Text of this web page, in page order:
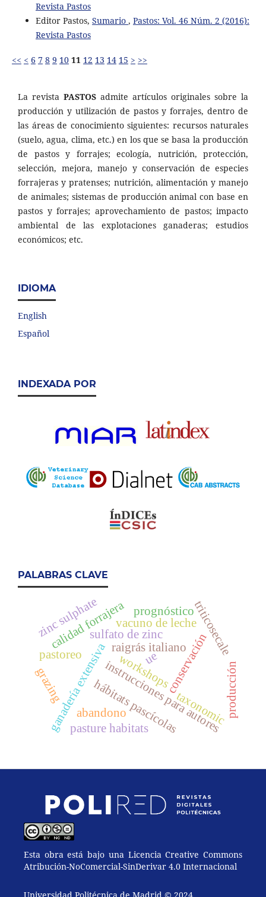
Revista Pastos
Editor Pastos, Sumario , Pastos: Vol. 46 Núm. 2 (2016):
Revista Pastos
<< < 6 7 8 9 10 11 12 13 14 15 > >>
La revista PASTOS admite artículos originales sobre la
producción y utilización de pastos y forrajes, dentro de
las áreas de conocimiento siguientes: recursos naturales
(suelo, agua, clima, etc.) en los que se basa la producción
de pastos y forrajes; ecología, nutrición, protección,
selección, mejora, manejo y conservación de especies
forrajeras y pratenses; nutrición, alimentación y manejo
de animales; sistemas de producción animal con base en
pastos y forrajes; aprovechamiento de pastos; impacto
ambiental de las explotaciones ganaderas; estudios
económicos; etc.
IDIOMA
English
Español
INDEXADA POR
PALABRAS CLAVE
instrucciones para autores
conservación
ganadería extensivahábitats pascícolas
pasture habitats
workshops
sulfato de zinc triticosecale
calidad forrajera
zinc sulphate vacuno de leche
raigrás italiano
pastoreo
grazing
taxonomic
ue
prognóstico
producción
abandono
Esta obra está bajo una Licencia Creative Commons
Atribución-NoComercial-SinDerivar 4.0 Internacional